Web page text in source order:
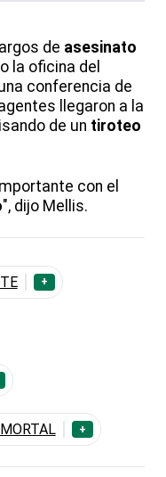
de asesinato
la oficina del
conferencia de
llegaron a la
de un tiroteo
con el
", dijo Mellis.
+
+